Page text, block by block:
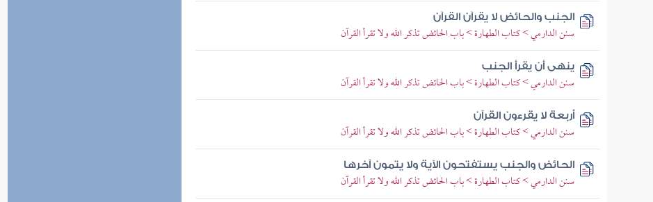
الجنب والحائض لا يقرآن القرآن
سنن الدارمي > كتاب الطهارة > باب الحائض تذكر الله ولا تقرأ القرآن
ينهى أن يقرأ الجنب
سنن الدارمي > كتاب الطهارة > باب الحائض تذكر الله ولا تقرأ القرآن
أربعة لا يقرءون القرآن
سنن الدارمي > كتاب الطهارة > باب الحائض تذكر الله ولا تقرأ القرآن
الحائض والجنب يستفتحون الآية ولا يتمون آخرها
سنن الدارمي > كتاب الطهارة > باب الحائض تذكر الله ولا تقرأ القرآن